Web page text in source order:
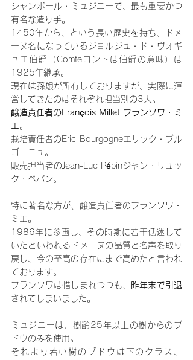
シャンボール・ミュジニーで、最も重要かつ
有名な造り手。
1450年から、という長い歴史を持ち、ドメ
ーヌ名になっているジョルジュ・ド・ヴォギ
ュエ伯爵（Comteコントは伯爵の意味）は
1925年継承。
現在は孫娘が所有しておりますが、実際に運
営してきたのはそれぞれ担当別の3人。
醸造責任者のFrançois Millet フランソワ・ミ
エ 。
栽培責任者のEric Bourgogneエリック・ブル
ゴーニュ。
販売担当者のJean-Luc Pépinジャン・リュッ
ク・ペパン。
特に著名な方が、醸造責任者のフランソワ・
ミエ。
1986年に参画し、その時期に若干低迷して
いたといわれるドメーヌの品質と名声を取り
戻し、今の至高の存在にまで高めたと言われ
ております。
フランソワは惜しまれつつも、
昨年末で引退
されてしまいました。
ミュジニーは、樹齢25年以上の樹からのブ
ドウのみを使用。
それより若い樹のブドウは下のクラス、